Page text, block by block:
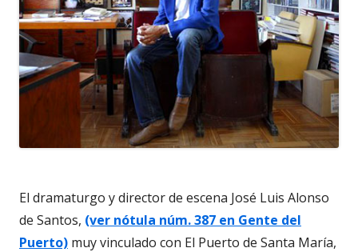
El dramaturgo y director de escena José Luis Alonso
de Santos, (ver nótula núm. 387 en Gente del
Puerto) muy vinculado con El Puerto de Santa María,